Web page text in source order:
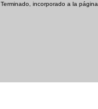
Terminado, incorporado a la